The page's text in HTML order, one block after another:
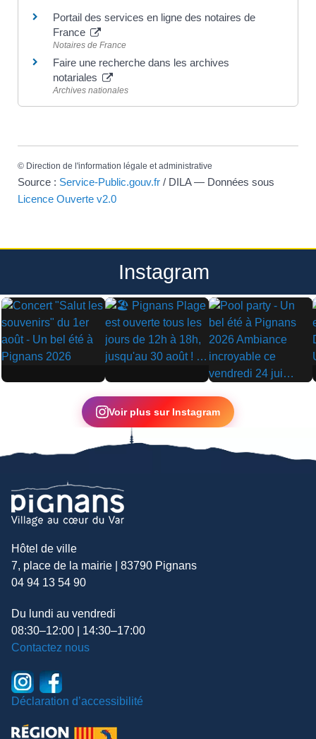
Portail des services en ligne des notaires de
France
Notaires de France
Faire une recherche dans les archives
notariales
Archives nationales
© Direction de l'information légale et administrative
Source : Service-Public.gouv.fr / DILA — Données sous
Licence Ouverte v2.0
Instagram
▶ ▶
▶
Voir plus sur Instagram
Hôtel de ville
7, place de la mairie | 83790 Pignans
04 94 13 54 90
Du lundi au vendredi
08:30–12:00 | 14:30–17:00
Contactez nous
Déclaration d’accessibilité